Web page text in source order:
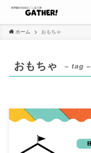
ホーム おもちゃ
おもちゃ – tag –